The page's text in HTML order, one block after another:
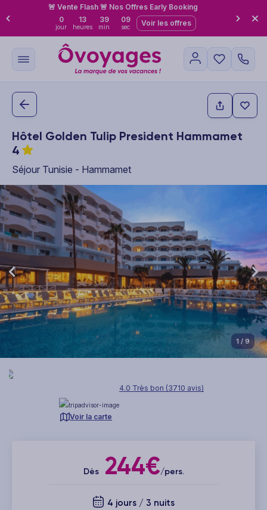
🚨 Vente Flash 🚨 Nos Offres Early Booking
0
jour
13
heures
39
min
08
sec Voir les offres
Hôtel Golden Tulip President Hammamet
4
Séjour Tunisie - Hammamet
This carousel shows one large product image at a time. Use the
1 / 9
4.0 Très bon (3710 avis)
Voir la carte
Dès244€/pers.
4 jours / 3 nuits